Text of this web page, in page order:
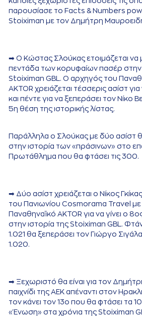
παρουσίασε το Facts & Numbers
Stoiximan με τον Δημήτρη
➡ Ο Κώστας Σλούκας ετοιμάζεται να
πεντάδα των κορυφαίων πασέρ στην
Stoiximan GBL. Ο αρχηγός του
AKTOR χρειάζεται τέσσερις ασίστ
και πέντε για να ξεπεράσει τον Νίκο
5η θέση της ιστορικής λίστας.
Παράλληλα ο Σλούκας με δύο ασίστ θα
στην ιστορία των «πράσινων» στο
Πρωτάθλημα που θα φτάσει τις 300.
➡ Δύο ασίστ χρειάζεται ο Νίκος Γκίκας
του Πανιωνίου Cosmorama Travel με
Παναθηναϊκό AKTOR για να γίνει ο
στην ιστορία της Stoiximan GBL.
1.021 θα ξεπεράσει τον Γιώργο
1.020.
➡ Ξεχωριστό θα είναι για τον
παιχνίδι της ΑΕΚ απέναντι στον
τον κάνει τον 13ο που θα φτάσει τα
«Ένωση» στα χρόνια της Stoiximan